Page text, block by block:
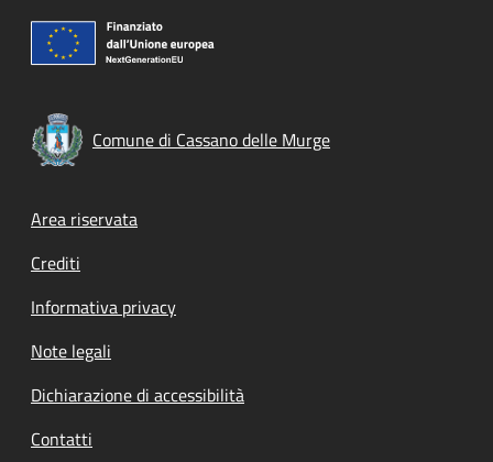
Comune di Cassano delle Murge
Footer menu
Area riservata
Crediti
Informativa privacy
Note legali
Dichiarazione di accessibilità
Contatti